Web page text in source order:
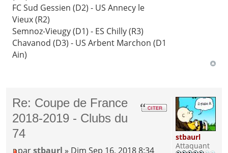
FC Sud Gessien (D2) - US Annecy le
Vieux (R2)
Semnoz-Vieugy (D1) - ES Chilly (R3)
Chavanod (D3) - US Arbent Marchon (D1
Ain)
Re: Coupe de France
2018-2019 - Clubs du
74
parstbaurl » Dim Sep 16, 2018 8:34
stbaurl
Attaquant